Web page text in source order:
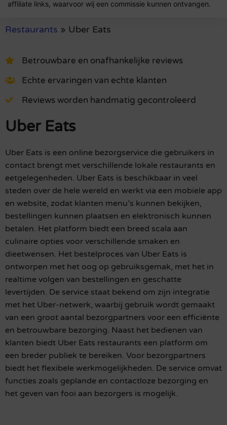
affiliate links, waarvoor wij een commissie kunnen ontvangen.
Restaurants » Uber Eats
Betrouwbare en onafhankelijke reviews
Echte ervaringen van echte klanten
Reviews worden handmatig gecontroleerd
Uber Eats
Uber Eats is een online bezorgservice die gebruikers in
contact brengt met verschillende lokale restaurants en
eetgelegenheden. Uber Eats is beschikbaar in veel
steden over de hele wereld en werkt via een mobiele app
en website, zodat klanten menu’s kunnen bekijken,
bestellingen kunnen plaatsen en elektronisch kunnen
betalen. Het platform biedt een breed scala aan
culinaire opties voor verschillende smaken en
dieetwensen. Het bestelproces van Uber Eats is
ontworpen met het oog op gebruiksgemak, met het in
realtime volgen van bestellingen en geschatte
levertijden. De service staat bekend om zijn integratie
met het Uber-netwerk, waarbij gebruik wordt gemaakt
van een groot aantal bezorgpartners voor een efficiënte
en betrouwbare bezorging. Naast het bedienen van
klanten biedt Uber Eats restaurants een platform om
een breder publiek te bereiken. Voor bezorgpartners
biedt het flexibele werkmogelijkheden. De service omvat
functies zoals geplande en contactloze bezorging en
het geven van fooi aan bezorgers is mogelijk.